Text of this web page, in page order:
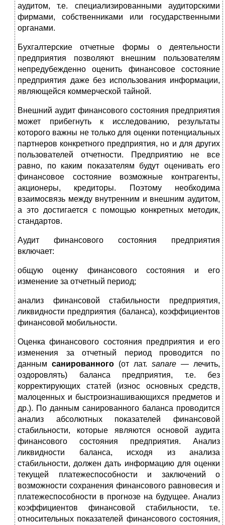
аудитом, т.е. специализированными аудиторскими
фирмами, собственниками или государствен­ными
органами.
Бухгалтерские отчетные формы о деятельности
предпри­ятия позволяют внешним пользователям
непредубежденно оценить финансовое состояние
предприятия даже без исполь­зования информации,
являющейся коммерческой тайной.
Внешний аудит финансового состояния предприятия
может прибегнуть к исследованию, результаты
которого важны не только для оценки потенциальных
партнеров конкретного предприятия, но и для других
пользователей отчетности. Предприятию не все
равно, по каким показате­лям будут оценивать его
финансовое состояние возможные контрагенты,
акционеры, кредиторы. Поэтому необходима
взаимосвязь между внутренним и внешним аудитом,
а это достигается с помощью конкретных методик,
стандартов.
Аудит финансового состояния предприятия
включает:
общую оценку финансового состояния и его
изменение за отчетный период;
анализ финансовой стабильности предприятия,
ликвид­ности предприятия (баланса), коэффициентов
финансовой мобильности.
Оценка финансового состояния предприятия и его
из­менения за отчетный период проводится по
данным сани­рованного (от лат. sanare — лечить,
оздоровлять) баланса предприятия, т.е. без
корректирующих статей (износ основ­ных средств,
малоценных и быстроизнашивающихся пред­метов и
др.). По данным санированного баланса проводит­ся
анализ абсолютных показателей финансовой
стабильно­сти, которые являются основой аудита
финансового состоя­ния предприятия. Анализ
ликвидности баланса, исходя из анализа
стабильности, должен дать информацию для оцен­ки
текущей платежеспособности и заключений о
возмож­ности сохранения финансового равновесия и
платежеспо­собности в прогнозе на будущее. Анализ
коэффициентов финансовой стабильности, т.е.
относительных показателей финансового состояния,